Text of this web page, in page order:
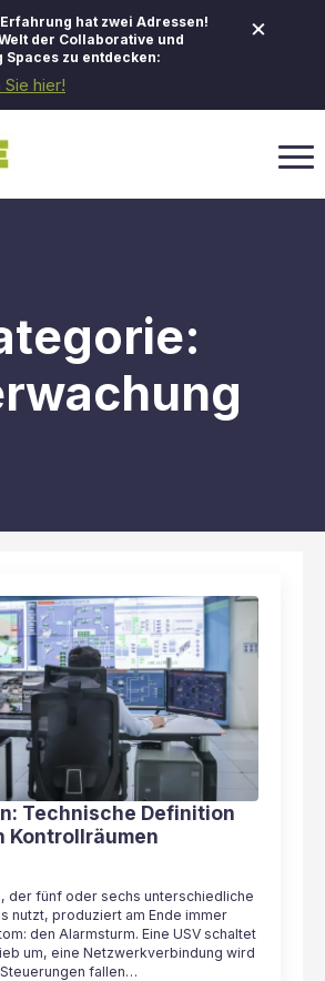
hat zwei Adressen!
der Collaborative und
Spaces zu entdecken:
hier!
×
Technische Definition
Kontrollräumen
der fünf oder sechs unterschiedliche
nutzt, produziert am Ende immer
den Alarmsturm. Eine USV schaltet
um, eine Netzwerkverbindung wird
fallen…